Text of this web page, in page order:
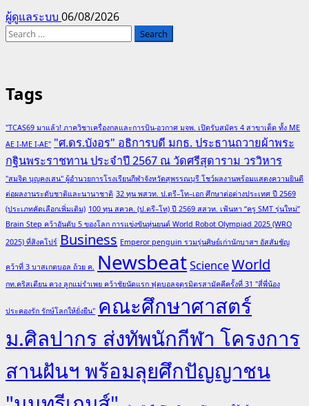
ผู้ดูแลระบบ 06/08/2026
Search
Tags
"TCAS69 มาแล้ว! ภาควิชาเครื่องกลและการบิน-อวกาศ มจพ. เปิดรับสมัคร 4 สาขาเด็ด ทั้ง ME
AE I-ME I-AE" "ศ.ดร.บังอร" อธิการบดี มกธ. ประธานถวายผ้าพระ
กฐินพระราชทาน ประจำปี 2567 ณ วัดศรีสุดาราม วรวิหาร
"สมจิต บุญคงเสน" ผู้อำนวยการโรงเรียนกีฬาจังหวัดสุพรรณบุรี โชว์ผลงานพร้อมแสดงความยินดี
ต่อผลงานระดับชาติและนานาชาติ 32 ทุน พสวท. ป.ตรี–โท–เอก ศึกษาต่อต่างประเทศ ปี 2569
(ประเภทคัดเลือกเพิ่มเติม) 100 ทุน สควค. (ป.ตรี–โท) ปี 2569 สสวท. เฟ้นหา “ครู SMT รุ่นใหม่”
Brain Step คว้าอันดับ 5 ของโลก การแข่งขันหุ่นยนต์ World Robot Olympiad 2025 (WRO
2025) ที่สิงคโปร์ Business Emperor penguin รวมรุ่นศิษย์เก่านักบาสฯ อัสสัมชัญ
คว้าที่ 3 บาสเกตบอล ถ้วย ค. NewsbeatScienceWorld
กท.คริสเตียน ควง ลูกแม่รำเพย คว้าชัยนัดแรก ฟุตบอลจตุรมิตรสามัคคีครั้งที่ 31 "สี่พี่น้อง
ประคองรัก รักษ์โลกให้ยั่งยืน" คณะศึกษาศาสตร์
ม.ศิลปากร ส่งทัพนักกีฬา โครงการ
สานฝันฯ พร้อมลุยศึกปัญญาชน